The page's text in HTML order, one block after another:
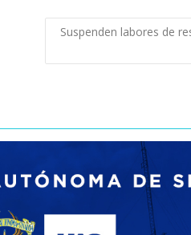
Suspenden labores de